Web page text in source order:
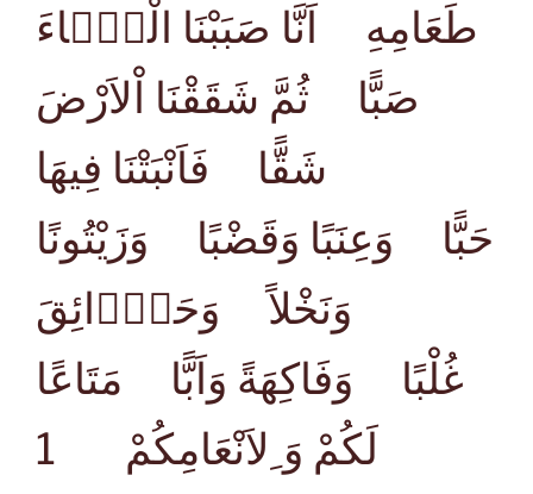
طَعَامِهِ اَنَّا صَبَبْنَا الْمَۤاءَ
صَبًّا ثُمَّ شَقَقْنَا اْلاَرْضَ
شَقًّا فَاَنْبَتْنَا فِيهَا
حَبًّا وَعِنَبًا وَقَضْبًا وَزَيْتُونًا
وَنَخْلاً وَحَدَۤائِقَ
غُلْبًا وَفَاكِهَةً وَاَبًّا مَتَاعًا
لَكُمْ وَ ِلاَنْعَامِكُمْ
1